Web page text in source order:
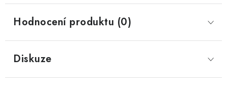
Hodnocení produktu (0)
Diskuze